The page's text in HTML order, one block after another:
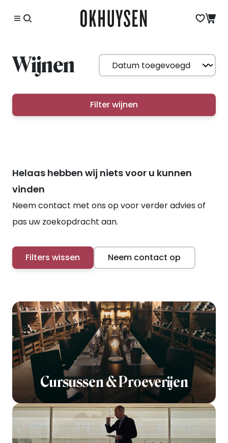
Wijnen
Filter wijnen
Helaas hebben wij niets voor u kunnen
vinden
Neem contact met ons op voor verder advies of
pas uw zoekopdracht aan.
Filters wissen Neem contact op
Cursussen & Proeverijen